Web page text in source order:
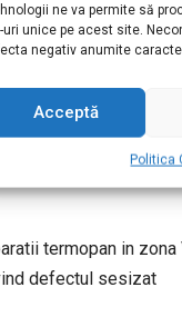
ne va permite să
uri unice pe acest site.
negativ anumite
Acceptă
Politica
sesizat, va
si mai usor sa
mult.
daca locuiti
de
termopan in
defectul sesizat